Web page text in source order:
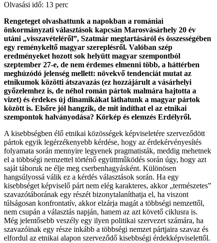
Olvasási idő: 13 perc
Rengeteget olvashattunk a napokban a romániai
önkormányzati választások kapcsán Marosvásárhely 20 év
utáni „visszavételéről”, Szatmár megtartásáról és összességében
egy reménykeltő magyar szereplésről. Valóban szép
eredményeket hozott sok helyütt magyar szempontból
szeptember 27-e, de nem érdemes elmenni több, a háttérben
meghúzódó jelenség mellett: növekvő tendenciát mutat az
etnikumok közötti átszavazás (ez hozzájárult a vásárhelyi
győzelemhez is, de néhol román pártok malmára hajtotta a
vizet) és érdekes új dinamikákat láthatunk a magyar pártok
között is. Elsőre jól hangzik, de mit indíthat el az etnikai
szempontok halványodása? Körkép és elemzés Erdélyről.
A kisebbségben élő etnikai közösségek képviseletére szerveződött
pártok egyik legérzékenyebb kérdése, hogy az érdekérvényesítés
folyamata során mennyire legyenek pragmatisták, meddig mehetnek
el a többségi nemzettel történő együttműködés során úgy, hogy azt
saját táboruk ne élje meg cserbenhagyásként. Különösen
hangsúlyossá válik ez a kérdés választások során. Ha egy
kisebbséget képviselő párt nem elég karakteres, akkor „természetes”
szavazótáborának egy részét bizonytalaníthatja el, ha viszont
túlságosan konfrontatív, akkor elzárja magát a többségi nemzettől,
nem csupán a választás napján, hanem az azt követő ciklusra is.
Még jelentősebb veszély egy ilyen politikai szervezet számára, ha
szavazóinak egy része inkább a többségi nemzet pártjaira szavaz és
elfordul az etnikai alapon szerveződő kisebbségi érdekképviselettől.